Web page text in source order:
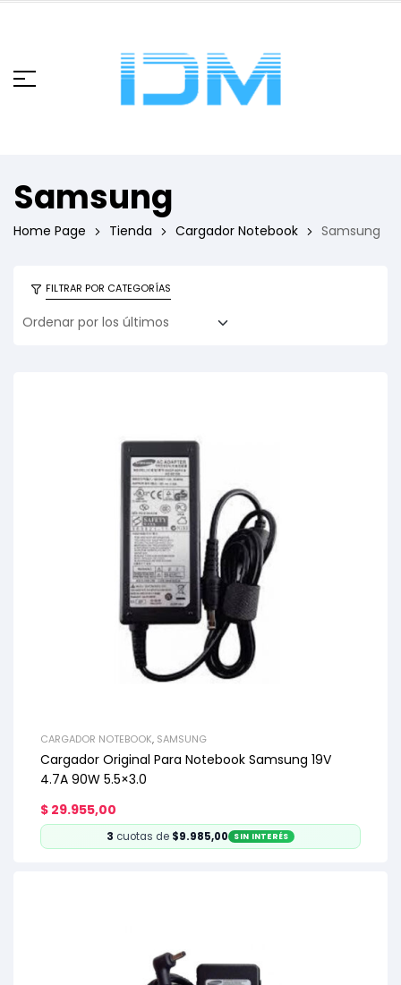
Samsung
Home Page Tienda Cargador Notebook Samsung
FILTRAR POR CATEGORÍAS
CARGADOR NOTEBOOK, SAMSUNG
Cargador Original Para Notebook Samsung 19V
4.7A 90W 5.5×3.0
$ 29.955,00
3 cuotas de $9.985,00 SIN INTERÉS